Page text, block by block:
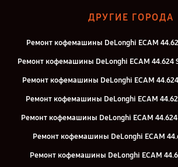
ДРУГИЕ ГОРОДА
Ремонт кофемашины DeLonghi ECAM
Ремонт кофемашины DeLonghi ECAM 44.624
Ремонт кофемашины DeLonghi ECAM
Ремонт кофемашины DeLonghi ECAM
Ремонт кофемашины DeLonghi ECAM 44.624
Ремонт кофемашины DeLonghi ECAM
Ремонт кофемашины DeLonghi ECAM